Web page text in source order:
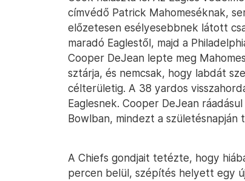
címvédő Patrick Mahomeséknak,
előzetesen esélyesebbnek látott
maradó Eaglestől, majd a
Cooper DeJean lepte meg
sztárja, és nemcsak, hogy labdát
célterületig. A 38 yardos
Eaglesnek. Cooper DeJean
Bowlban, mindezt a
A Chiefs gondjait tetézte, hogy
percen belül, szépítés helyett egy